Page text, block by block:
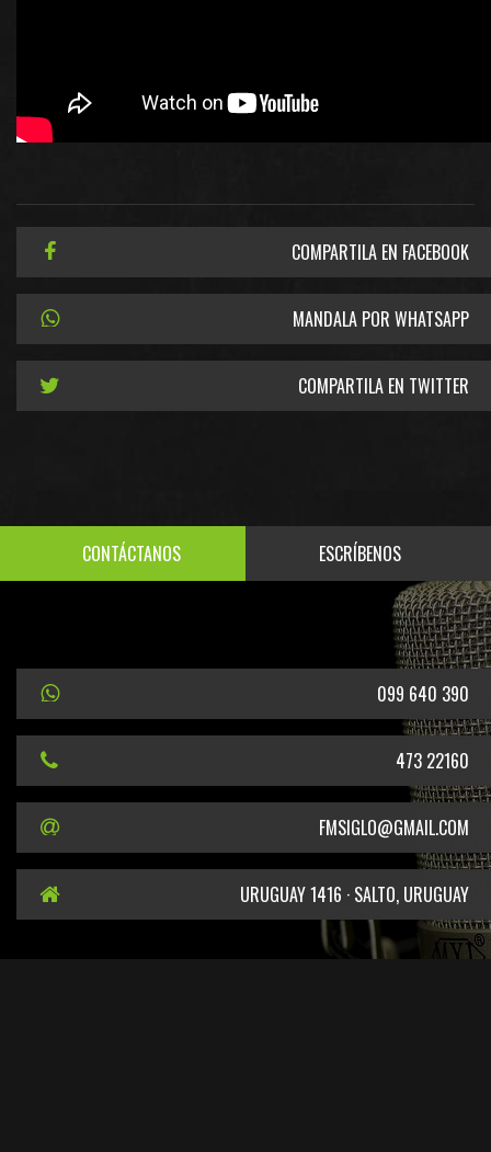
COMPARTILA EN FACEBOOK
MANDALA POR WHATSAPP
COMPARTILA EN TWITTER
CONTÁCTANOS ESCRÍBENOS
099 640 390
473 22160
FMSIGLO@GMAIL.COM
URUGUAY 1416 · SALTO, URUGUAY